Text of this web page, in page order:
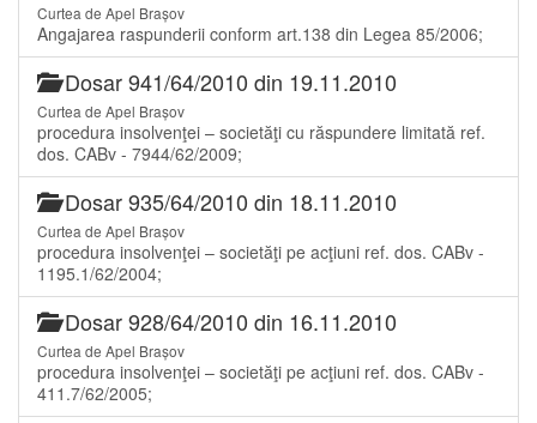
Curtea de Apel Brașov
Angajarea raspunderii conform art.138 din Legea 85/2006;
Dosar 941/64/2010 din 19.11.2010
Curtea de Apel Brașov
procedura insolvenţei – societăţi cu răspundere limitată ref.
dos. CABv - 7944/62/2009;
Dosar 935/64/2010 din 18.11.2010
Curtea de Apel Brașov
procedura insolvenţei – societăţi pe acţiuni ref. dos. CABv -
1195.1/62/2004;
Dosar 928/64/2010 din 16.11.2010
Curtea de Apel Brașov
procedura insolvenţei – societăţi pe acţiuni ref. dos. CABv -
411.7/62/2005;